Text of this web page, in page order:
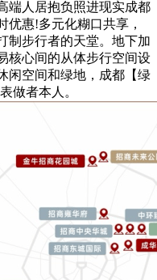
端人居抱负照进现实成都
优惠!多元化糊口共享，
制步行者的天堂。地下加
核心间的从体步行空间设
闲空间和绿地，成都【绿
做者本人。